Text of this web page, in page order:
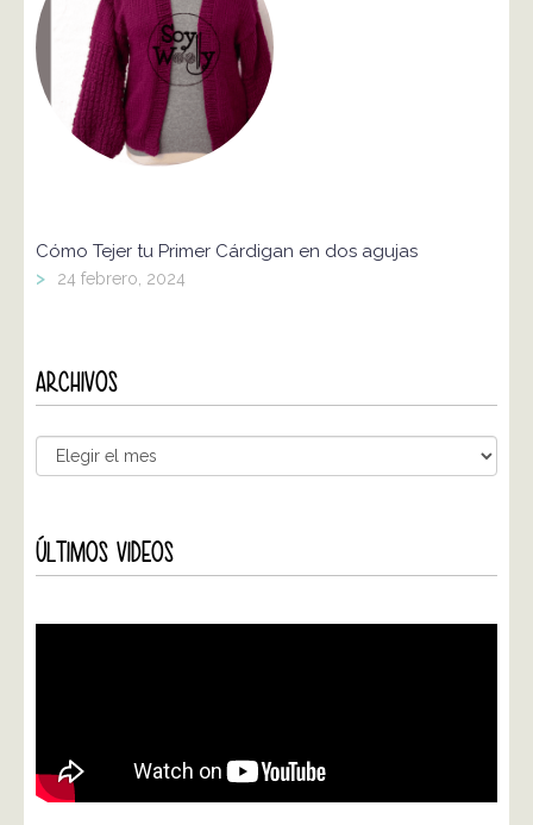
Cómo Tejer tu Primer Cárdigan en dos agujas
> 24 febrero, 2024
ARCHIVOS
ÚLTIMOS VIDEOS